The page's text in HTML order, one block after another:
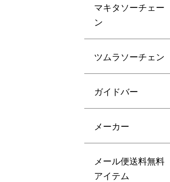
マキタソーチェー
ン
ツムラソーチェン
ガイドバー
メーカー
メール便送料無料
アイテム